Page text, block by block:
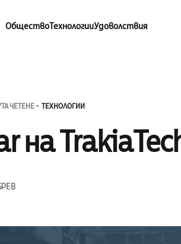
ОбществоТехнологииУдоволствия
ЧЕТЕНЕ ТЕХНОЛОГИИ
на